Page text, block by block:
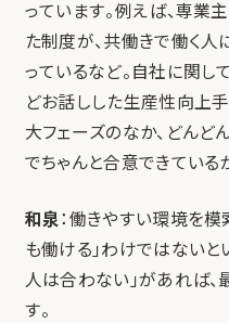
っています。例えば、専
た制度が、共働きで働く
っているなど。自社に関し
どお話しした生産性向上
大フェーズのなか、どんど
でちゃんと合意できている
和泉：働きやすい環境を模
も働ける」わけではないと
人は合わない」があれば
す。